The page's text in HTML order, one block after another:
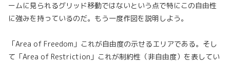
ームに見られるグリッド移動ではないという点で特にこの自由性
に強みを持っているのだ。もう一度作図を説明しよう。
「Area of Freedom」これが自由度の示せるエリアである。そし
て「Area of Restriction」これが制約性（非自由度）を表してい